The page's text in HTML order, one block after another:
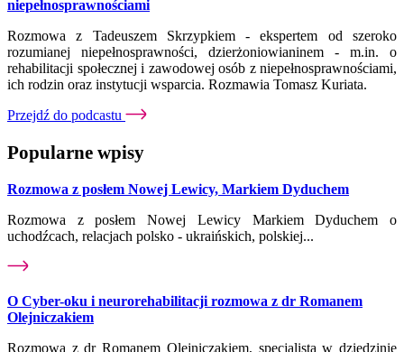
niepełnosprawnościami
Rozmowa z Tadeuszem Skrzypkiem - ekspertem od szeroko
rozumianej niepełnosprawności, dzierżoniowianinem - m.in. o
rehabilitacji społecznej i zawodowej osób z niepełnosprawnościami,
ich rodzin oraz instytucji wsparcia. Rozmawia Tomasz Kuriata.
Przejdź do podcastu
Popularne wpisy
Rozmowa z posłem Nowej Lewicy, Markiem Dyduchem
Rozmowa z posłem Nowej Lewicy Markiem Dyduchem o
uchodźcach, relacjach polsko - ukraińskich, polskiej...
O Cyber-oku i neurorehabilitacji rozmowa z dr Romanem
Olejniczakiem
Rozmowa z dr Romanem Olejniczakiem, specjalistą w dziedzinie